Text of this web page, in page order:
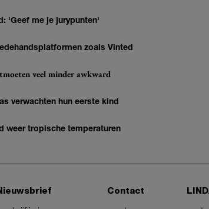
'Geef me je jurypunten'
zoals Vinted
veel minder awkward
verwachten hun eerste kind
weer tropische temperaturen
Contact